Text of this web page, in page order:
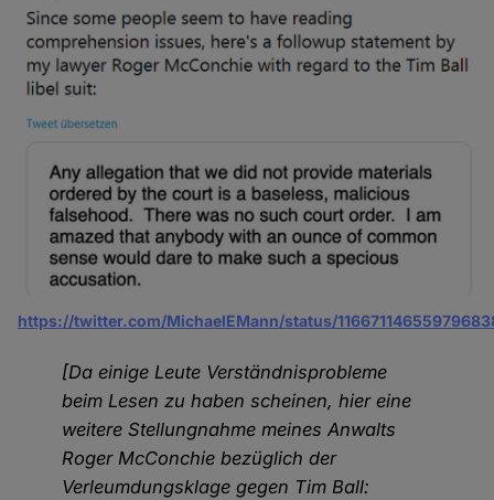
https://twitter.com/MichaelEMann/status/
[Da einige Leute Verständnisprobleme
beim Lesen zu haben scheinen, hier eine
weitere Stellungnahme meines Anwalts
Roger McConchie bezüglich der
Verleumdungsklage gegen Tim Ball: